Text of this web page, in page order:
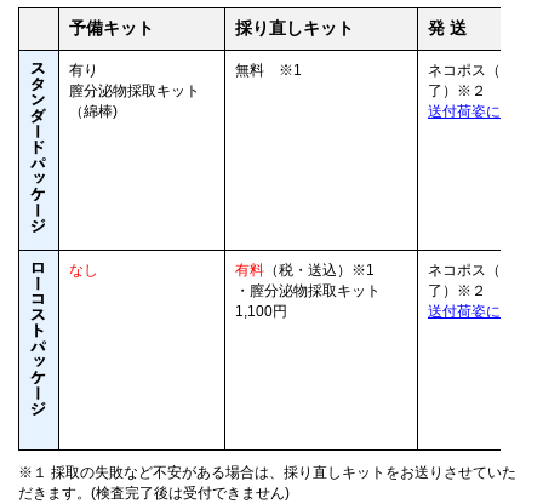
予備キット 採り直しキット 発 送
有り
膣分泌物採取キット
（綿棒)
無料 ※1
ネコポス（原則
了）※２
送付荷姿につい
なし 有料 （税・送込）※1
・膣分泌物採取キット
1,100円
ネコポス（原則
了）※２
送付荷姿につい
※１ 採取の失敗など不安がある場合は、採り直しキットをお送りさせていた
だきます。(検査完了後は受付できません)